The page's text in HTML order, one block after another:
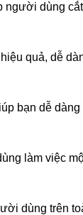
người dùng
quả, dễ
bạn dễ
làm việc
dùng trên